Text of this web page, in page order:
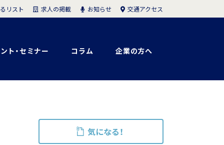
ト・セミナー コラム 企業の方へ
リスト 求人の掲載 お知らせ 交通アクセス
気になる！